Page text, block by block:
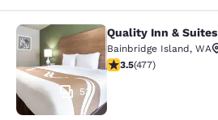
Quality Inn & Suites
53
Quality Inn &
Bainbridge Island, WA
3.54 étoiles. Bien. 477
3.5(477)